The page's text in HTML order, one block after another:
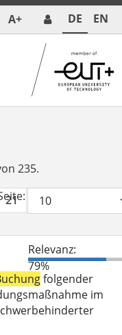
A+ DE EN
235.
21 22
Relevanz:
79%
folgender
im